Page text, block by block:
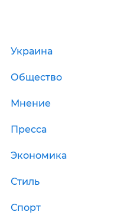
Украина
Общество
Мнение
Пресса
Экономика
Стиль
Спорт